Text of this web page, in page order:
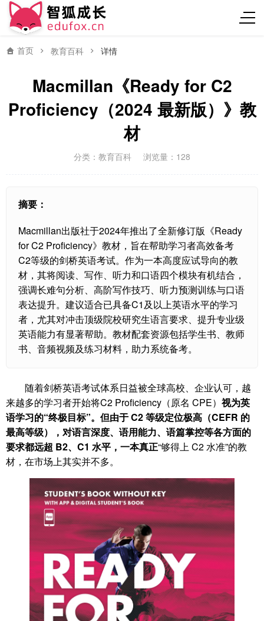
首页 教育百科 详情
Macmillan《Ready for C2
Proficiency（2024 最新版）》教
材
分类： 教育百科 浏览量：128
摘要：
Macmillan出版社于2024年推出了全新修订版《Ready
for C2 Proficiency》教材，旨在帮助学习者高效备考
C2等级的剑桥英语考试。作为一本高度应试导向的教
材，其将阅读、写作、听力和口语四个模块有机结合，
强调长难句分析、高阶写作技巧、听力预测训练与口语
表达提升。建议适合已具备C1及以上英语水平的学习
者，尤其对冲击顶级院校研究生语言要求、提升专业级
英语能力有显著帮助。教材配套资源包括学生书、教师
书、音频视频及练习材料，助力系统备考。
随着剑桥英语考试体系日益被全球高校、企业认可，越
来越多的学习者开始将C2 Proficiency（原名 CPE） 视为英
语学习的“终极目标”。但由于 C2 等级定位极高（CEFR 的
最高等级），对语言深度、语用能力、语篇掌控等各方面的
要求都远超 B2、C1 水平，一本真正“够得上 C2 水准”的教
材，在市场上其实并不多。